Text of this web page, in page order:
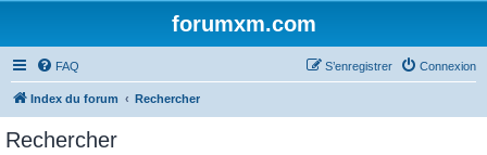
forumxm.com
FAQ Connexion
S’enregistrer
Index du forum Rechercher
Rechercher